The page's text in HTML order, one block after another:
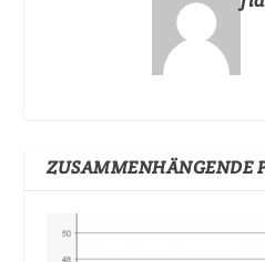
ZUSAMMENHÄNGENDE